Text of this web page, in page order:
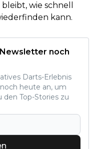
wie schnell
kann.
noch
Darts-Erlebnis
heute an, um
den Top-Stories zu